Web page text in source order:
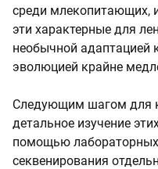
среди млекопитающих,
эти характерные для
необычной адаптацией
эволюцией крайне
Следующим шагом для
детальное изучение
помощью
секвенирования